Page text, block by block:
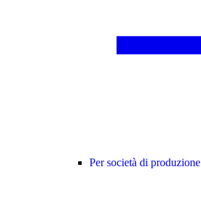
Per società di produzione